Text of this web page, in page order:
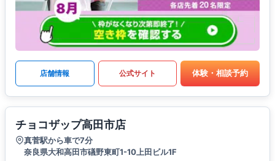
店舗情報 公式サイト 体験・相談予約
チョコザップ高田市店
真菅駅から車で7分
奈良県大和高田市礒野東町1-10上田ビル1F